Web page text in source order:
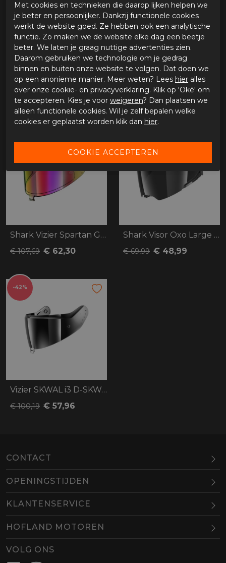
Merk
Shark
Leveranciercode
VZ67030PSLVTU
Categorie
Vizieren
Kleur
zilver
Materiaal buitenkant
Bestelcode
65515350vz67030pslvtu
Pinlockvoorbereid
GERELATEERDE PRODUCTEN
Shark Vizier Spartan GT/RS
€ 107,69 € 62,30
Shark Visor Oxo Large Shell
€ 69,99 € 48,99
-42%
Vizier SKWAL i3 D-SKWAL 3 RIDILL 2
€ 100,19 € 57,96
CONTACT
BEL EMAIL
OPENINGSTIJDEN
Maandag
Dinsdag
10.00-18.00
Woensdag
Donderdag
KLANTENSERVICE
HOFLAND MOTOREN
VOLG ONS
Met cookies en technieken die daarop lijken helpen we
je beter en persoonlijker. Dankzij functionele cookies
werkt de website goed. Ze hebben ook een analytische
functie. Zo maken we de website elke dag een beetje
beter. We laten je graag nuttige advertenties zien.
Daarom gebruiken we technologie om je gedrag
binnen en buiten onze website te volgen. Dat doen we
op een anonieme manier. Meer weten? Lees hier alles
over onze cookie- en privacyverklaring. Klik op 'Oké' om
te accepteren. Kies je voor weigeren? Dan plaatsen we
alleen functionele cookies. Wil je zelf bepalen welke
cookies er geplaatst worden klik dan hier.